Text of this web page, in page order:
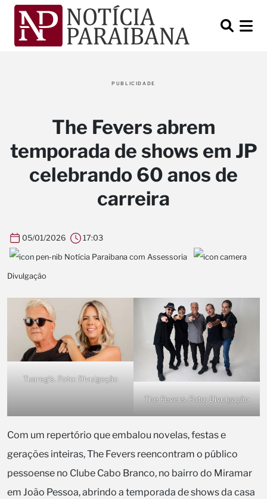
PUBLICIDADE
The Fevers abrem
temporada de shows em JP
celebrando 60 anos de
carreira
05/01/2026 17:03
Notícia Paraibana com Assessoria
Divulgação
Tuareg’s. Foto: Divulgação
The Fevers. Foto: Divulgação
Com um repertório que embalou novelas, festas e
gerações inteiras, The Fevers reencontram o público
pessoense no Clube Cabo Branco, no bairro do Miramar
em João Pessoa, abrindo a temporada de shows da casa